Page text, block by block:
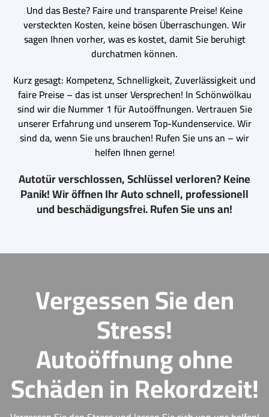
Und das Beste? Faire und transparente Preise! Keine
versteckten Kosten, keine bösen Überraschungen. Wir
sagen Ihnen vorher, was es kostet, damit Sie beruhigt
durchatmen können.
Kurz gesagt: Kompetenz, Schnelligkeit, Zuverlässigkeit und
faire Preise – das ist unser Versprechen! In Schönwölkau
sind wir die Nummer 1 für Autoöffnungen. Vertrauen Sie
unserer Erfahrung und unserem Top-Kundenservice. Wir
sind da, wenn Sie uns brauchen! Rufen Sie uns an – wir
helfen Ihnen gerne!
Autotür verschlossen, Schlüssel verloren? Keine
Panik! Wir öffnen Ihr Auto schnell, professionell
und beschädigungsfrei. Rufen Sie uns an!
Vergessen Sie den
Stress!
Autoöffnung ohne
Schäden in Rekordzeit!